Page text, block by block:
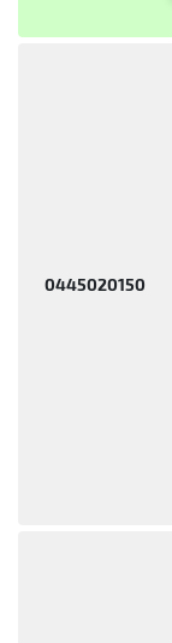
0445020150